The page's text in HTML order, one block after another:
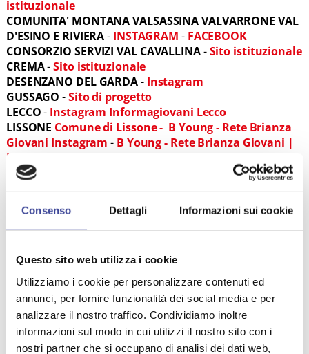
Consenso Dettagli Informazioni sui cookie
Questo sito web utilizza i cookie
Utilizziamo i cookie per personalizzare contenuti ed
annunci, per fornire funzionalità dei social media e per
analizzare il nostro traffico. Condividiamo inoltre
informazioni sul modo in cui utilizzi il nostro sito con i
nostri partner che si occupano di analisi dei dati web,
istituzionale
COMUNITA' MONTANA VALSASSINA VALVARRONE VAL
D'ESINO E RIVIERA- INSTAGRAM - FACEBOOK
CONSORZIO SERVIZI VAL CAVALLINA-Sito istituzionale
CREMA-Sito istituzionale
DESENZANO DEL GARDA- Instagram
GUSSAGO-Sito di progetto
LECCO- Instagram Informagiovani Lecco
LISSONE Comune di Lissone - B Young - Rete Brianza
Giovani Instagram - B Young - Rete Brianza Giovani |
Lissone | Facebook
Informa Giovani Lissone
Instagram
Inforientagiovani Comune di Lissone
Facebook
LONATO DEL GARDA
MARCIGNAGO
Sito istituzionale
MELZO
MONZA
MORBEGNO
OSPITALETTO-INSTAGRAM
PADERNO FRANCIACORTA
PAVIA
PIOLTELLO-Sito Internet- Pagina Facebook-Pagina